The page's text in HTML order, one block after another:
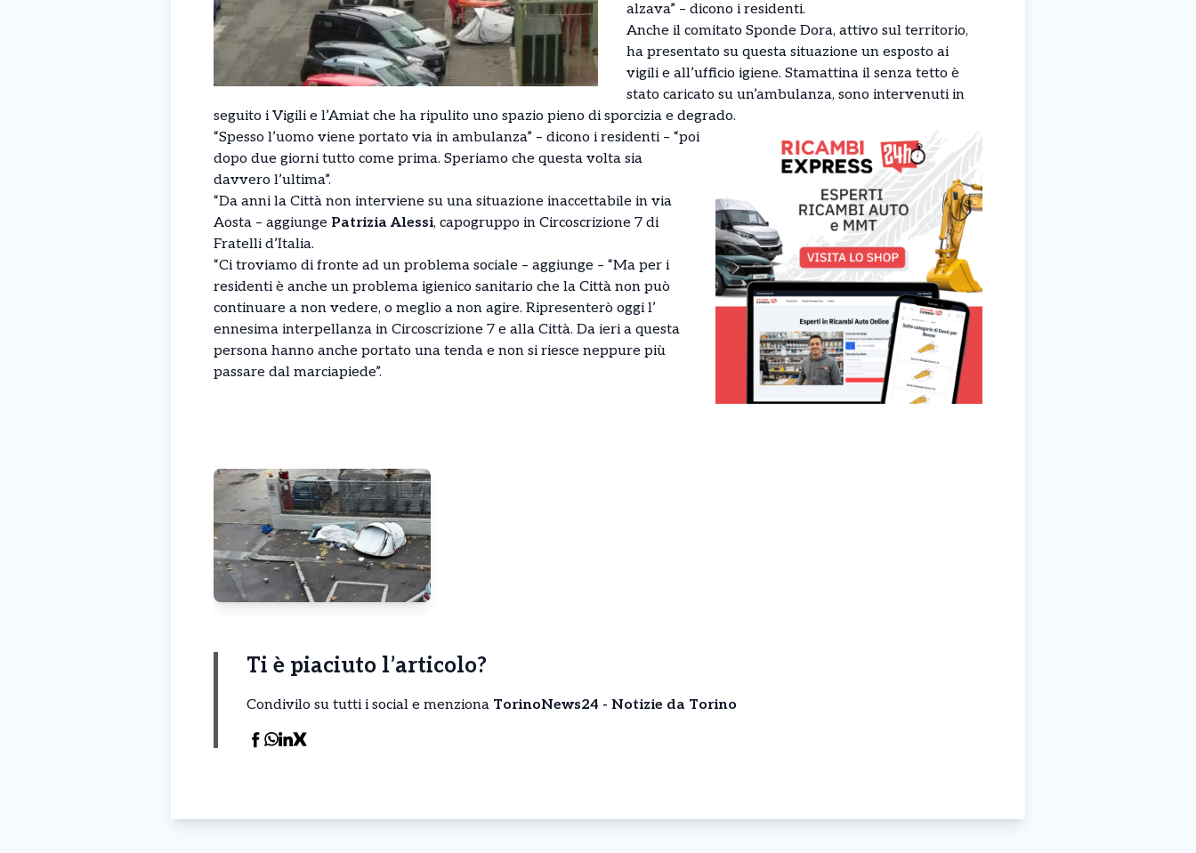
alzava” – dicono i residenti.
Anche il comitato Sponde Dora, attivo sul territorio,
ha presentato su questa situazione un esposto ai
vigili e all’ufficio igiene. Stamattina il senza tetto è
stato caricato su un’ambulanza, sono intervenuti in
seguito i Vigili e l’Amiat che ha ripulito uno spazio pieno di sporcizia e degrado.
“Spesso l’uomo viene portato via in ambulanza” – dicono i residenti – “poi
dopo due giorni tutto come prima. Speriamo che questa volta sia
davvero l’ultima”.
“Da anni la Città non interviene su una situazione inaccettabile in via
Aosta – aggiunge Patrizia Alessi, capogruppo in Circoscrizione 7 di
Fratelli d’Italia.
“Ci troviamo di fronte ad un problema sociale – aggiunge – “Ma per i
residenti è anche un problema igienico sanitario che la Città non può
continuare a non vedere, o meglio a non agire. Ripresenterò oggi l’
ennesima interpellanza in Circoscrizione 7 e alla Città. Da ieri a questa
persona hanno anche portato una tenda e non si riesce neppure più
passare dal marciapiede”.
Ti è piaciuto l’articolo?
Condivilo su tutti i social e menziona TorinoNews24 - Notizie da Torino